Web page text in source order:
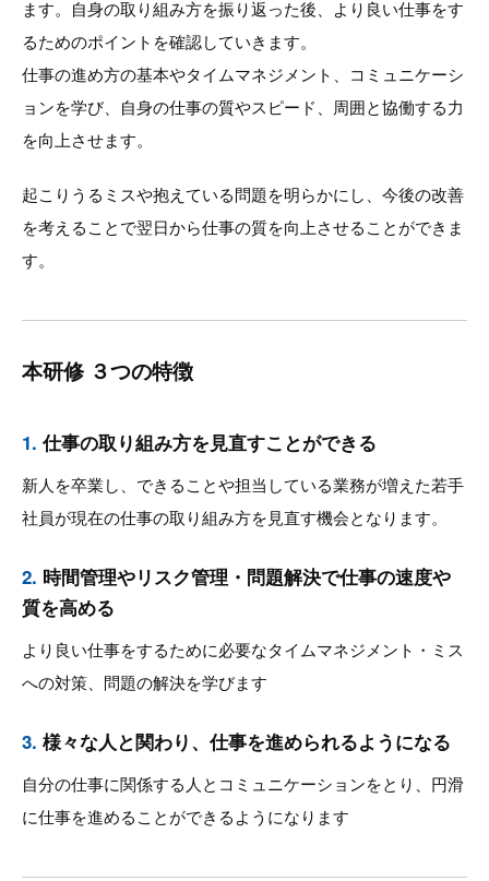
ます。自身の取り組み方を振り返った後、より良い仕事をす
るためのポイントを確認していきます。
仕事の進め方の基本やタイムマネジメント、コミュニケーシ
ョンを学び、自身の仕事の質やスピード、周囲と協働する力
を向上させます。
起こりうるミスや抱えている問題を明らかにし、今後の改善
を考えることで翌日から仕事の質を向上させることができま
す。
本研修 ３つの特徴
1. 仕事の取り組み方を見直すことができる
新人を卒業し、できることや担当している業務が増えた若手
社員が現在の仕事の取り組み方を見直す機会となります。
2. 時間管理やリスク管理・問題解決で仕事の速度や
質を高める
より良い仕事をするために必要なタイムマネジメント・ミス
への対策、問題の解決を学びます
3. 様々な人と関わり、仕事を進められるようになる
自分の仕事に関係する人とコミュニケーションをとり、円滑
に仕事を進めることができるようになります